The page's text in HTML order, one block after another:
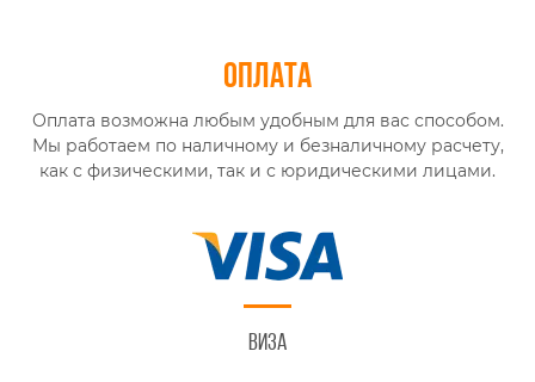
Оплата
Оплата возможна любым удобным для вас способом.
Мы работаем по наличному и безналичному расчету,
как с физическими, так и с юридическими лицами.
Виза